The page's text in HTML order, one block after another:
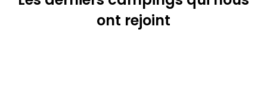
ont rejoint